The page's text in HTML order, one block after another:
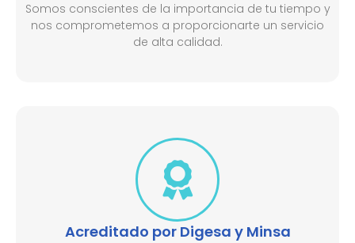
Somos conscientes de la importancia de tu tiempo y
nos comprometemos a proporcionarte un servicio
de alta calidad.
Acreditado por Digesa y Minsa​